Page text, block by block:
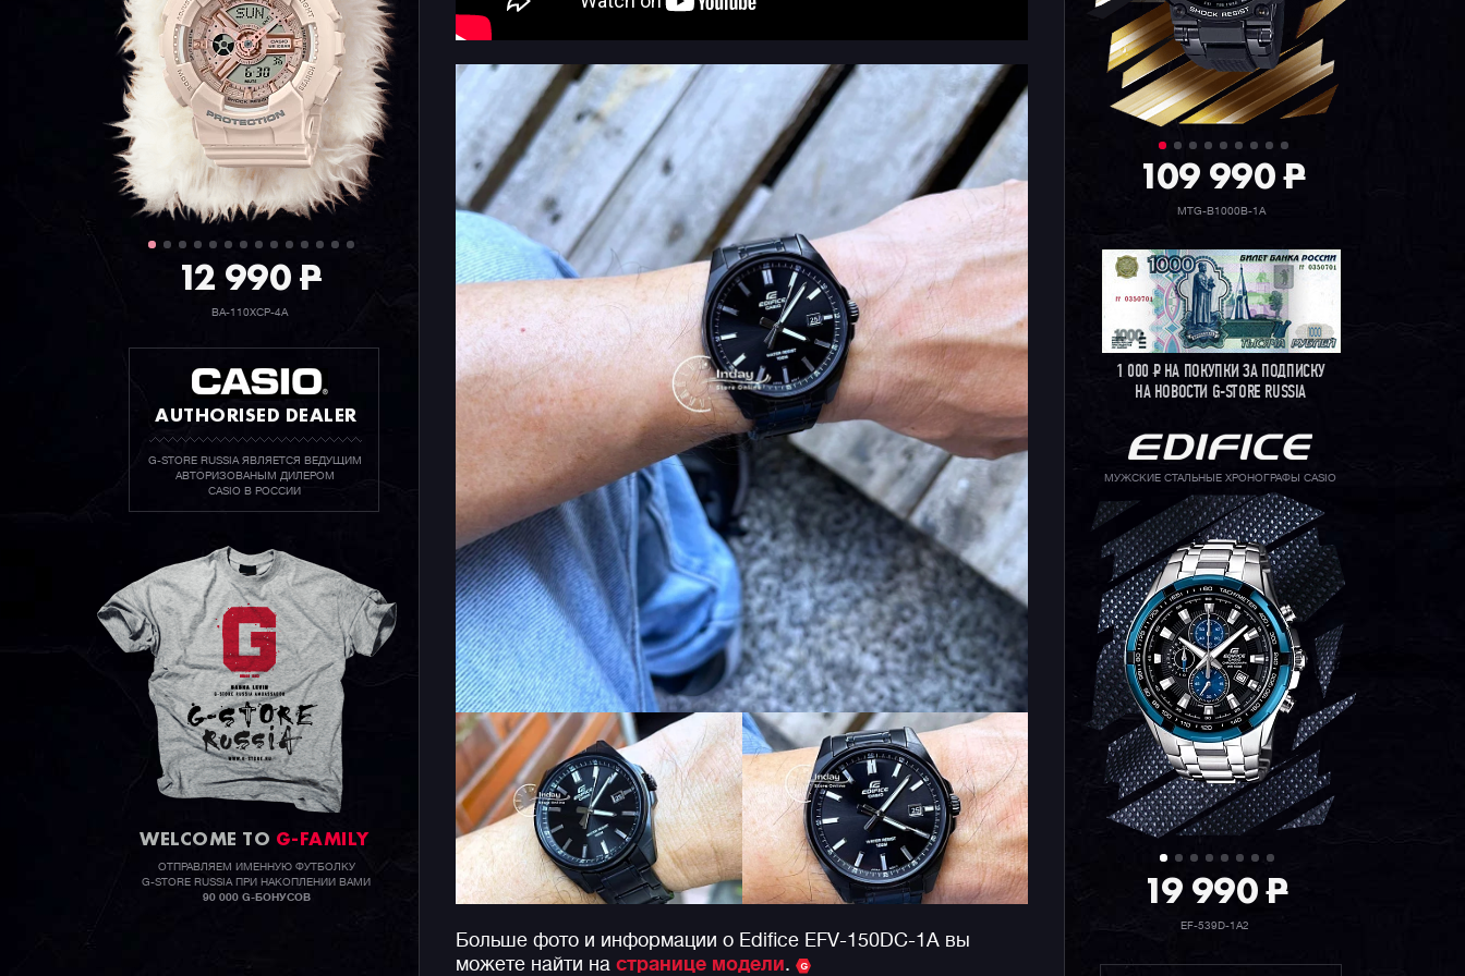
12 990P
BA-110XCP-4A
AUTHORISED DEALER
G-STORE RUSSIA ЯВЛЯЕТСЯ ВЕДУЩИМ
АВТОРИЗОВАНЫМ ДИЛЕРОМ
CASIO В РОССИИ
WELCOME TO G-FAMILY
ОТПРАВЛЯЕМ ИМЕННУЮ ФУТБОЛКУ
G-STORE RUSSIA ПРИ НАКОПЛЕНИИ ВАМИ
90 000 G-БОНУСОВ
Больше фото и информации о Edifice EFV-150DC-1A вы
можете найти на странице модели.
109 990P
MTG-B1000B-1A
1 000РНА ПОКУПКИ ЗА ПОДПИСКУ
НА НОВОСТИ G-STORE RUSSIA
МУЖСКИЕ СТАЛЬНЫЕ ХРОНОГРАФЫ CASIO
19 990P
EF-539D-1A2